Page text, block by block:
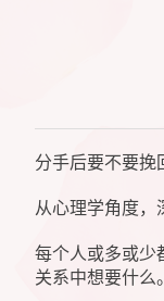
分手后要不要挽
从心理学角度，
每个人或多或少
关系中想要什么。